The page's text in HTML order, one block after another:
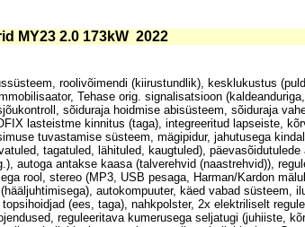
MY23 2.0 173kW 2022
roolivõimendi (kiirustundlik), kesklukustus
Tehase orig. signalisatsioon
sõiduraja hoidmise abisüsteem, sõiduraja
lasteistme kinnitus (taga), integreeritud lapseiste,
tuvastamise süsteem, mägipidur, jahutusega
tagatuled, lähituled, kaugtuled),
autoga antakse kaasa (talverehvid (naastrehvid)),
rool, stereo (MP3, USB pesaga, Harman/Kardon
autokompuuter, käed vabad süsteem,
(ees, taga), nahkpolster, 2x elektriliselt
reguleeritava kumerusega seljatugi (juhiiste,